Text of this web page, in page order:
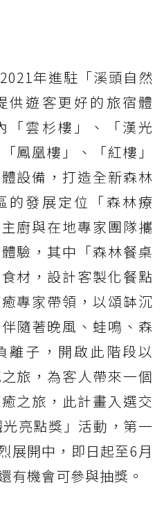
年進駐「溪頭自然
供遊客更好的旅宿體
「雲杉樓」、「漢光
鳳凰樓」、「紅樓」
設備，打造全新森林
的發展定位「森林療
廚與在地專家團隊攜
驗，其中「森林餐桌
材，設計客製化餐點
專家帶領，以頌缽沉
隨著晚風、蛙鳴、森
離子，開啟此階段以
旅，為客人帶來一個
之旅，此計畫入選交
亮點獎」活動，第一
展開中，即日起至6月
有機會可參與抽獎。